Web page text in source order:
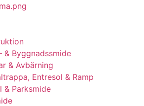
& Byggnadssmide
& Avbärning
Entresol & Ramp
& Parksmide